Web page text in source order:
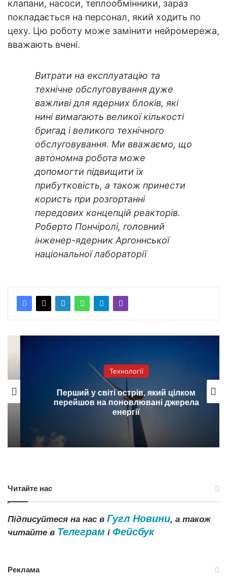
клапани, насоси, теплообмінники, зараз
покладається на персонал, який ходить по
цеху. Цю роботу може замінити нейромережа,
вважають вчені.
Витрати на експлуатацію та
технічне обслуговування дуже
важливі для ядерних блоків, які
нині вимагають великої кількості
бригад і великого технічного
обслуговування. Ми вважаємо, що
автономна робота може
допомогти підвищити їх
прибутковість, а також принести
користь при розгортанні
передових концепцій реакторів.
Роберто Пончіролі, головний
інженер-ядерник Аргоннської
національної лабораторії
Технології
Перший у світі острів, який цілком
перейшов на поновлювані джерела
енергії
Читайте нас
Підписуйтеся на нас в Гугл Новини, а також
читайте в Телеграм і Фейсбук
Реклама